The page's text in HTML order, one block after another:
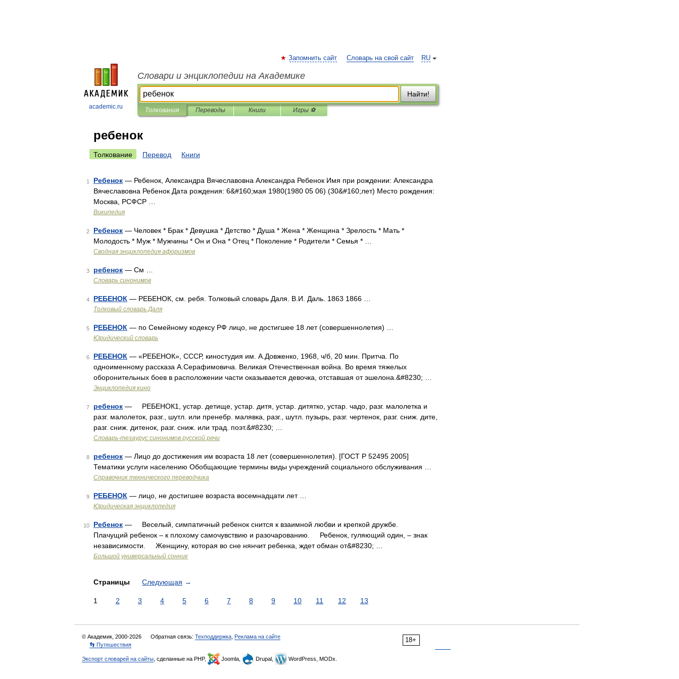
academic.ru
RU
Запомнить сайт Словарь на свой сайт
Словари и энциклопедии на Академике
Найти!
Толкования Переводы Книги Игры ⚽
ребенок
Толкование Перевод Книги
1 Ребенок — Ребенок, Александра Вячеславовна Александра Ребенок Имя при рождении: Александра
Вячеславовна Ребенок Дата рождения: 6&#160;мая 1980(1980 05 06) (30&#160;лет) Место рождения:
Москва, РСФСР …
Википедия
2 Ребенок — Человек * Брак * Девушка * Детство * Душа * Жена * Женщина * Зрелость * Мать *
Молодость * Муж * Мужчины * Он и Она * Отец * Поколение * Родители * Семья * …
Сводная энциклопедия афоризмов
3 ребенок — См …
Словарь синонимов
4 РЕБЕНОК — РЕБЕНОК, см. ребя. Толковый словарь Даля. В.И. Даль. 1863 1866 …
Толковый словарь Даля
5 РЕБЕНОК — по Семейному кодексу РФ лицо, не достигшее 18 лет (совершеннолетия) …
Юридический словарь
6 РЕБЕНОК — «РЕБЕНОК», СССР, киностудия им. А.Довженко, 1968, ч/б, 20 мин. Притча. По
одноименному рассказа А.Серафимовича. Великая Отечественная война. Во время тяжелых
оборонительных боев в расположении части оказывается девочка, отставшая от эшелона.&#8230; …
Энциклопедия кино
7 ребенок — РЕБЕНОК1, устар. детище, устар. дитя, устар. дитятко, устар. чадо, разг. малолетка и
разг. малолеток, разг., шутл. или пренебр. малявка, разг., шутл. пузырь, разг. чертенок, разг. сниж. дите,
разг. сниж. дитенок, разг. сниж. или трад. поэт.&#8230; …
Словарь-тезаурус синонимов русской речи
8 ребенок — Лицо до достижения им возраста 18 лет (совершеннолетия). [ГОСТ Р 52495 2005]
Тематики услуги населению Обобщающие термины виды учреждений социального обслуживания …
Справочник технического переводчика
9 РЕБЕНОК — лицо, не достигшее возраста восемнадцати лет …
Юридическая энциклопедия
10 Ребенок — Веселый, симпатичный ребенок снится к взаимной любви и крепкой дружбе.
Плачущий ребенок – к плохому самочувствию и разочарованию. Ребенок, гуляющий один, – знак
независимости. Женщину, которая во сне нянчит ребенка, ждет обман от&#8230; …
Большой универсальный сонник
Страницы Следующая →
1 2 3 4 5 6 7 8 9 10 11 12 13
18+
© Академик, 2000-2026 Обратная связь: Техподдержка Реклама на сайте
👣 Путешествия
Экспорт словарей на сайты , сделанные на PHP, Joomla, Drupal, WordPress, MODx.